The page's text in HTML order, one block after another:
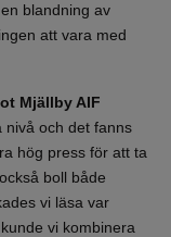
blandning av
att vara med
Mjällby AIF
nivå och det fanns
hög press för att ta
boll både
vi läsa var
vi kombinera